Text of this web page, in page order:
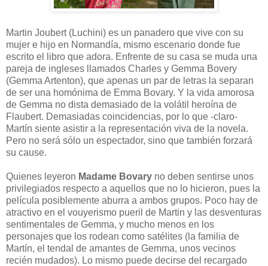
Martin Joubert (Luchini) es un panadero que vive con su
mujer e hijo en Normandía, mismo escenario donde fue
escrito el libro que adora. Enfrente de su casa se muda una
pareja de ingleses llamados Charles y Gemma Bovery
(Gemma Artenton), que apenas un par de letras la separan
de ser una homónima de Emma Bovary. Y la vida amorosa
de Gemma no dista demasiado de la volátil heroína de
Flaubert. Demasiadas coincidencias, por lo que -claro-
Martín siente asistir a la representación viva de la novela.
Pero no será sólo un espectador, sino que también forzará
su cause.
Quienes leyeron Madame Bovary no deben sentirse unos
privilegiados respecto a aquellos que no lo hicieron, pues la
película posiblemente aburra a ambos grupos. Poco hay de
atractivo en el vouyerismo pueril de Martin y las desventuras
sentimentales de Gemma, y mucho menos en los
personajes que los rodean como satélites (la familia de
Martín, el tendal de amantes de Gemma, unos vecinos
recién mudados). Lo mismo puede decirse del recargado